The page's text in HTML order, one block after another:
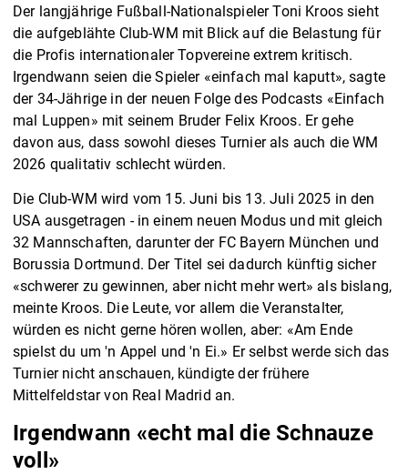
Der langjährige Fußball-Nationalspieler Toni Kroos sieht
die aufgeblähte Club-WM mit Blick auf die Belastung für
die Profis internationaler Topvereine extrem kritisch.
Irgendwann seien die Spieler «einfach mal kaputt», sagte
der 34-Jährige in der neuen Folge des Podcasts «Einfach
mal Luppen» mit seinem Bruder Felix Kroos. Er gehe
davon aus, dass sowohl dieses Turnier als auch die WM
2026 qualitativ schlecht würden.
Die Club-WM wird vom 15. Juni bis 13. Juli 2025 in den
USA ausgetragen - in einem neuen Modus und mit gleich
32 Mannschaften, darunter der FC Bayern München und
Borussia Dortmund. Der Titel sei dadurch künftig sicher
«schwerer zu gewinnen, aber nicht mehr wert» als bislang,
meinte Kroos. Die Leute, vor allem die Veranstalter,
würden es nicht gerne hören wollen, aber: «Am Ende
spielst du um 'n Appel und 'n Ei.» Er selbst werde sich das
Turnier nicht anschauen, kündigte der frühere
Mittelfeldstar von Real Madrid an.
Irgendwann «echt mal die Schnauze
voll»